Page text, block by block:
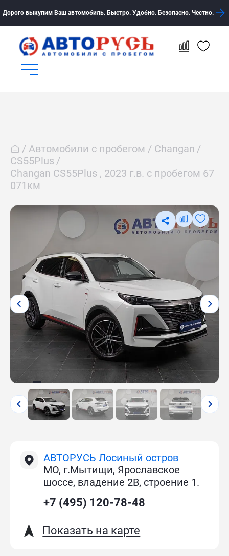
Дорого выкупим Ваш автомобиль. Быстро. Удобно. Безопасно. Честно.
Автомобили с пробегом
Changan
CS55Plus
Changan CS55Plus , 2023 г.в. с пробегом 67
071км
АВТОРУСЬ Лосиный остров
МО, г.Мытищи, Ярославское
шоссе, владение 2В, строение 1.
+7 (495) 120-78-48
Показать на карте